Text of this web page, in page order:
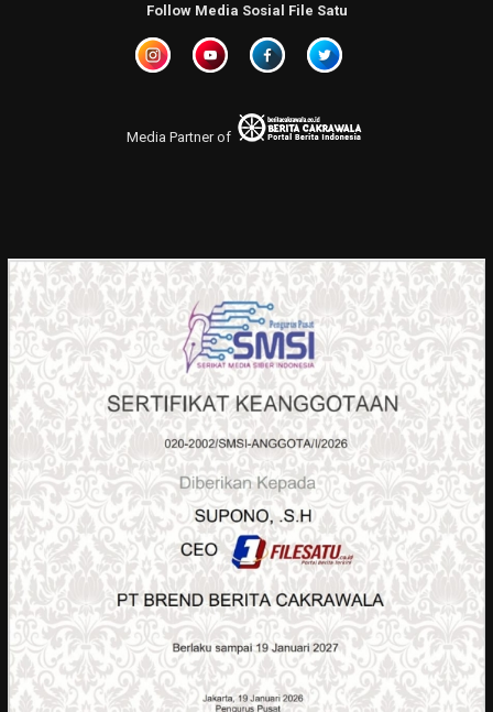
Follow Media Sosial File Satu
Media Partner of